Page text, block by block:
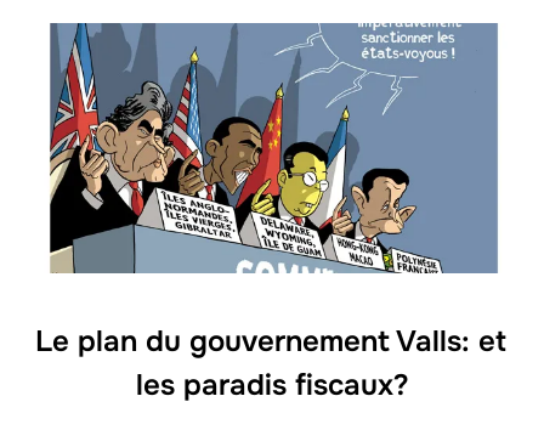
Le plan du gouvernement Valls: et
les paradis fiscaux?